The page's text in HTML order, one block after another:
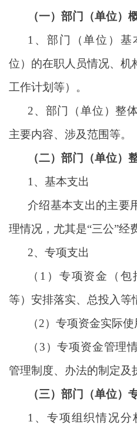
（一）部门（单位）
1、部门（单位）
位）的在职人员情况、机
工作计划等）。
2、部门（单位）整
主要内容、涉及范围等。
（二）部门（单位）
1、基本支出
介绍基本支出的主要
理情况，尤其是“三公”经
2、专项支出
（ 1）专项资金（包
等）安排落实、总投入等
（2）专项资金实际使
（ 3）专项资金管理
管理制度、办法的制定及
（三）部门（单位）
1、专项组织情况分